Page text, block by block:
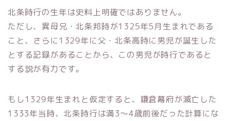
北条時行の生年は史料上明確ではありません。
ただし、異母兄・北条邦時が1325年5月生まれである
こと、さらに1329年に父・北条高時に男児が誕生した
とする記録があることから、この男児が時行であると
する説が有力です。
もし1329年生まれと仮定すると、鎌倉幕府が滅亡した
1333年当時、北条時行は満3〜4歳前後だった計算にな